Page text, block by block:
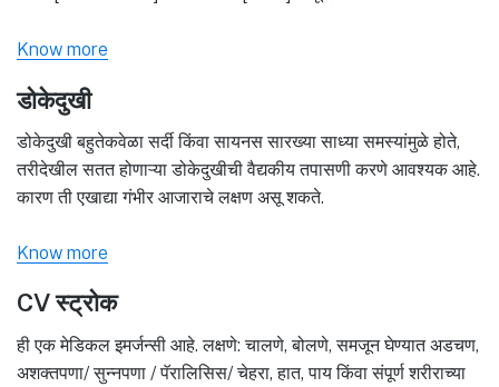
Know more
डोकेदुखी
डोकेदुखी बहुतेकवेळा सर्दी किंवा सायनस सारख्या साध्या समस्यांमुळे होते,
तरीदेखील सतत होणाऱ्या डोकेदुखीची वैद्यकीय तपासणी करणे आवश्यक आहे.
कारण ती एखाद्या गंभीर आजाराचे लक्षण असू शकते.
Know more
CV स्ट्रोक
ही एक मेडिकल इमर्जन्सी आहे. लक्षणे: चालणे, बोलणे, समजून घेण्यात अडचण,
अशक्तपणा/ सुन्नपणा / पॅरालिसिस/ चेहरा, हात, पाय किंवा संपूर्ण शरीराच्या